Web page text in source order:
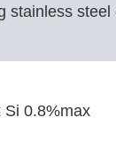
stainless
Si 0.8%max